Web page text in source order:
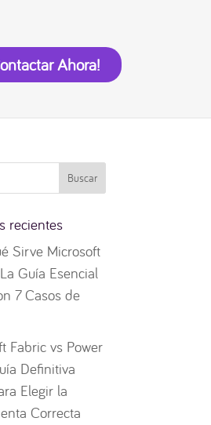
Ahora!
recientes
Sirve Microsoft
Guía Esencial
7 Casos de
Fabric vs Power
Definitiva
Elegir la
Correcta